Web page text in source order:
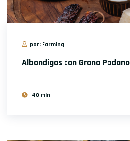
por: Farming
Albondigas con Grana Padano
40 min